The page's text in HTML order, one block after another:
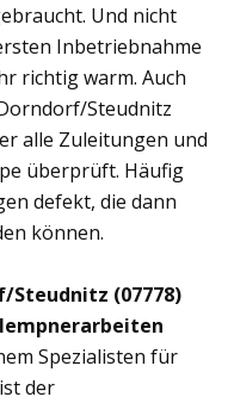
Und nicht
Inbetriebnahme
richtig warm. Auch
Steudnitz
alle Zuleitungen und
überprüft. Häufig
defekt, die dann
können.
Steudnitz (07778)
Spezialisten für
der